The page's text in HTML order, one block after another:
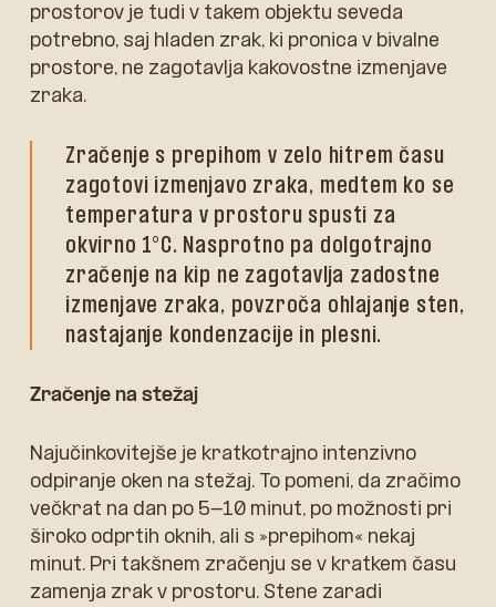
prostorov je tudi v takem objektu seveda
potrebno, saj hladen zrak, ki pronica v bivalne
prostore, ne zagotavlja kakovostne izmenjave
zraka.
Zračenje s prepihom v zelo hitrem času
zagotovi izmenjavo zraka, medtem ko se
temperatura v prostoru spusti za
okvirno 1°C. Nasprotno pa dolgotrajno
zračenje na kip ne zagotavlja zadostne
izmenjave zraka, povzroča ohlajanje sten,
nastajanje kondenzacije in plesni.
Zračenje na stežaj
Najučinkovitejše je kratkotrajno intenzivno
odpiranje oken na stežaj. To pomeni, da zračimo
večkrat na dan po 5-10 minut, po možnosti pri
široko odprtih oknih, ali s »prepihom« nekaj
minut. Pri takšnem zračenju se v kratkem času
zamenja zrak v prostoru. Stene zaradi